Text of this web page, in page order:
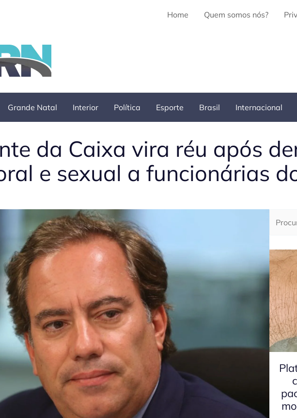
Home Quem somos nós?
Grande Natal Interior Política Esporte Brasil Internacional
da Caixa vira réu após
e sexual a funcionárias